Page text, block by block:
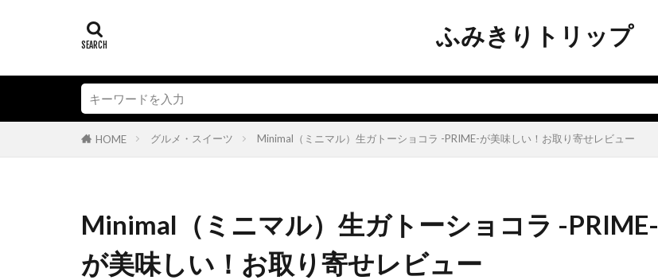
ふみきりトリップ
HOME グルメ・スイーツ Minimal（ミニマル）生ガトーショコラ -PRIME-が美味しい！お取り寄せレビュー
Minimal（ミニマル）生ガトーショコラ -PRIME-
が美味しい！お取り寄せレビュー